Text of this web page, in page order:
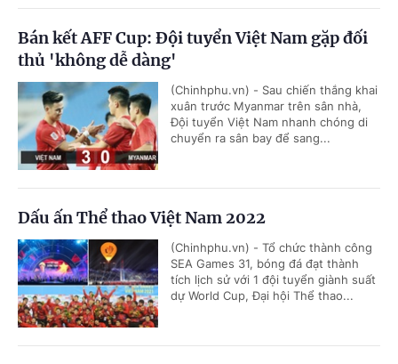
Bán kết AFF Cup: Đội tuyển Việt Nam gặp đối
thủ 'không dễ dàng'
(Chinhphu.vn) - Sau chiến thắng khai
xuân trước Myanmar trên sân nhà,
Đội tuyển Việt Nam nhanh chóng di
chuyển ra sân bay để sang...
Dấu ấn Thể thao Việt Nam 2022
(Chinhphu.vn) - Tổ chức thành công
SEA Games 31, bóng đá đạt thành
tích lịch sử với 1 đội tuyển giành suất
dự World Cup, Đại hội Thể thao...